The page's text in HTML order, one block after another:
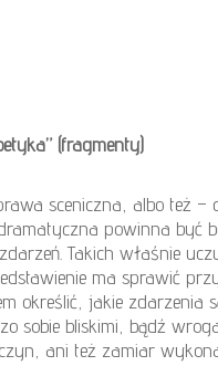
(fragmenty)
sceniczna, albo też
powinna
Takich właśnie
ma sprawić
określić, jakie
sobie bliskimi, bądź
ani też zamiar